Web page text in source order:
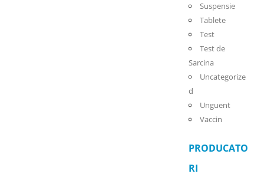
Suspensie
Tablete
Test
Test de
Sarcina
Uncategorize
d
Unguent
Vaccin
PRODUCATO
RI